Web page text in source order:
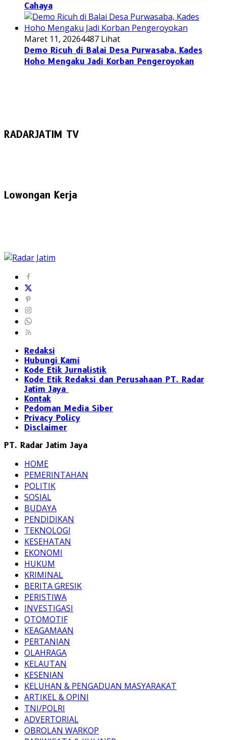
Cahaya
Maret 11, 20264487 Lihat
Demo Ricuh di Balai Desa Purwasaba, Kades
Hoho Mengaku Jadi Korban Pengeroyokan
RADARJATIM TV
Lowongan Kerja
Redaksi
Hubungi Kami
Kode Etik Jurnalistik
Kode Etik Redaksi dan Perusahaan PT. Radar
Jatim Jaya
Kontak
Pedoman Media Siber
Privacy Policy
Disclaimer
PT. Radar Jatim Jaya
HOME
PEMERINTAHAN
POLITIK
SOSIAL
BUDAYA
PENDIDIKAN
TEKNOLOGI
KESEHATAN
EKONOMI
HUKUM
KRIMINAL
BERITA GRESIK
PERISTIWA
INVESTIGASI
OTOMOTIF
KEAGAMAAN
PERTANIAN
OLAHRAGA
KELAUTAN
KESENIAN
KELUHAN & PENGADUAN MASYARAKAT
ARTIKEL & OPINI
TNI/POLRI
ADVERTORIAL
OBROLAN WARKOP